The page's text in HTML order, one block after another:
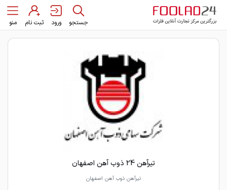
جستجو ورود ثبت نام منو
تیرآهن 24 ذوب آهن اصفهان
تیرآهن ذوب آهن اصفهان